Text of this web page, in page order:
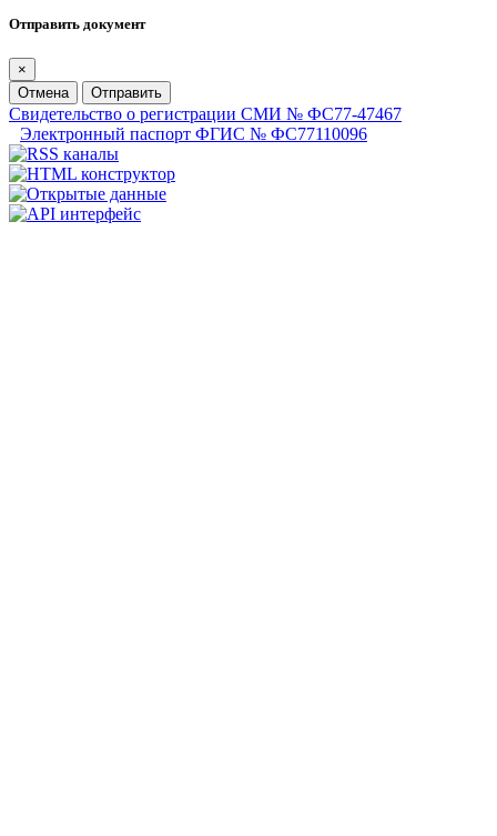
Отправить документ
×
Отмена
Отправить
Свидетельство о регистрации СМИ № ФС77-47467
Электронный паспорт ФГИС № ФС77110096